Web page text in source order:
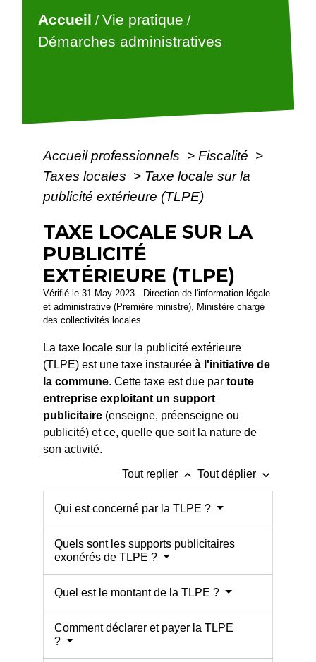
Accueil /Vie pratique /
Démarches administratives
Accueil professionnels > Fiscalité >
Taxes locales > Taxe locale sur la
publicité extérieure (TLPE)
TAXE LOCALE SUR LA
PUBLICITÉ
EXTÉRIEURE (TLPE)
Vérifié le 31 May 2023 - Direction de l'information légale
et administrative (Première ministre), Ministère chargé
des collectivités locales
La taxe locale sur la publicité extérieure
(TLPE) est une taxe instauréeà l'initiative de
la commune. Cette taxe est due partoute
entreprise exploitant un support
publicitaire (enseigne, préenseigne ou
publicité) et ce, quelle que soit la nature de
son activité.
Tout replier keyboard_arrow_up Tout déplier keyboard_arrow_down
Qui est concerné par la TLPE ?
Quels sont les supports publicitaires
exonérés de TLPE ?
Quel est le montant de la TLPE ?
Comment déclarer et payer la TLPE
?